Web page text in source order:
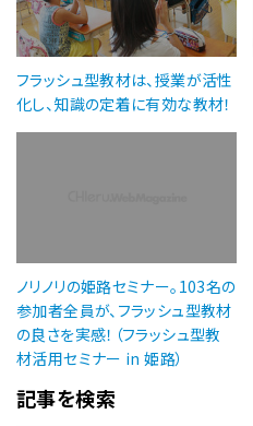
フラッシュ型教材は、授業が活性
化し、知識の定着に有効な教材！
ノリノリの姫路セミナー。103名の
参加者全員が、フラッシュ型教材
の良さを実感！（フラッシュ型教
材活用セミナー in 姫路）
記事を検索